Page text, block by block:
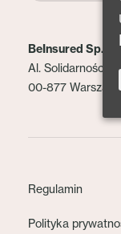
BeInsured Sp. z
Al. Solidarności
00-877 Warszawa
Regulamin
Polityka